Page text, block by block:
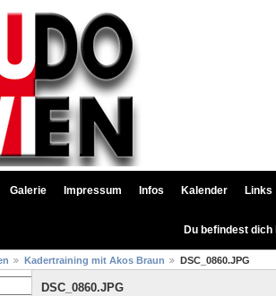
Galerie Impressum Infos Kalender Links
Du befindest
Kadertraining mit Akos Braun DSC_0860.JPG
DSC_0860.JPG